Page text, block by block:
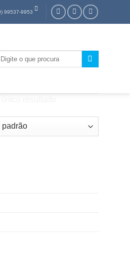
99537-9953